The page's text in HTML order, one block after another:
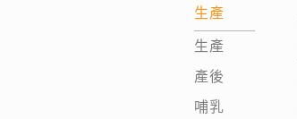
生產
生產
產後
哺乳